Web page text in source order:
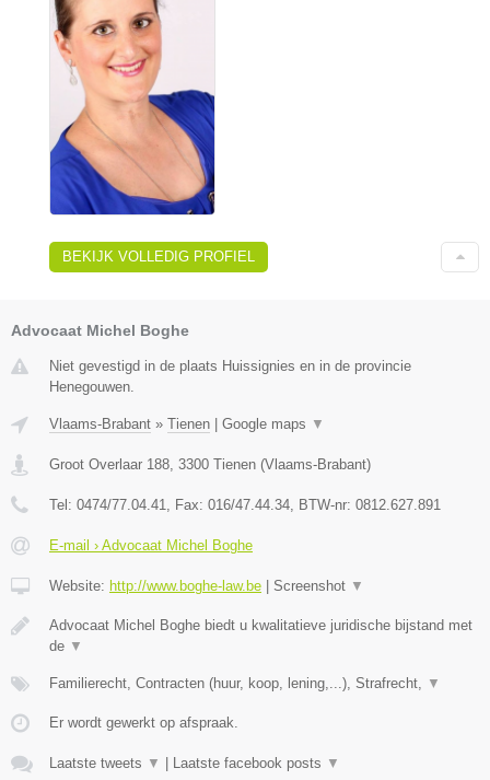
BEKIJK VOLLEDIG PROFIEL
Advocaat Michel Boghe
Niet gevestigd in de plaats Huissignies en in de provincie
Henegouwen.
Vlaams-Brabant » Tienen Google maps ▼
Groot Overlaar 188 3300 Tienen (Vlaams-Brabant)
Tel: 0474/77.04.41 , Fax: 016/47.44.34 , BTW-nr: ​0812.627.891
E-mail › Advocaat Michel Boghe
Website: http://www.boghe-law.be Screenshot ▼
Advocaat Michel Boghe biedt u kwalitatieve juridische bijstand met
de ▼
Familierecht, Contracten (huur, koop, lening,...), Strafrecht, ▼
Er wordt gewerkt op afspraak.
Laatste tweets ▼ Laatste facebook posts ▼